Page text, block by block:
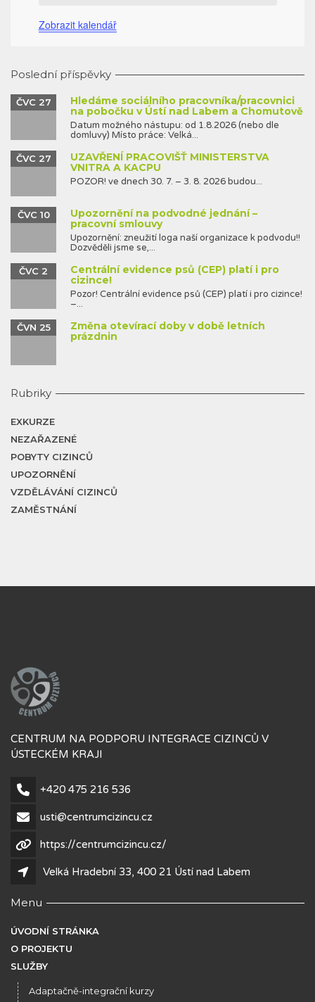
Zobrazit kalendář
Poslední příspěvky
Hledáme sociálního pracovníka/pracovnici
na pobočku v Ústí nad Labem a Chomutově
ČVC 27
Datum možného nástupu: od 1.8.2026 (nebo dle
domluvy) Místo práce: Velká...
UZAVŘENÍ PRACOVIŠŤ MINISTERSTVA
VNITRA A KACPU
ČVC 27
POZOR! ve dnech 30. 7. – 3. 8. 2026 budou...
Upozornění na podvodné jednání –
pracovní smlouvy
ČVC 10
Upozornění: zneužití loga naší organizace k podvodu!!
Dozvěděli jsme se,...
Centrální evidence psů (CEP) platí i pro
cizince!
ČVC 2
Pozor! Centrální evidence psů (CEP) platí i pro cizince!
–...
Změna otevírací doby v době letních
prázdnin
ČVN 25
Rubriky
EXKURZE
NEZAŘAZENÉ
POBYTY CIZINCŮ
UPOZORNĚNÍ
VZDĚLÁVÁNÍ CIZINCŮ
ZAMĚSTNÁNÍ
CENTRUM NA PODPORU INTEGRACE CIZINCŮ V
ÚSTECKÉM KRAJI
+420 475 216 536
usti@centrumcizincu.cz
https://centrumcizincu.cz/
Velká Hradební 33, 400 21 Ústí nad Labem
Menu
ÚVODNÍ STRÁNKA
O PROJEKTU
SLUŽBY
Adaptačně-integrační kurzy